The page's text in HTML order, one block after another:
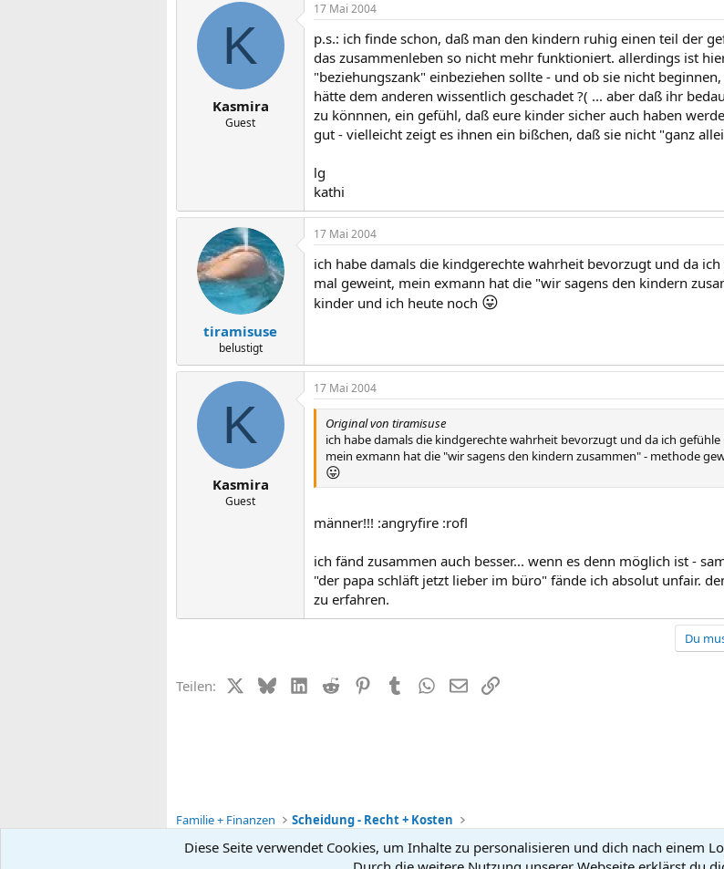
K
Kasmira
Guest
17 Mai 2004
p.s.: ich finde schon, daß man den kindern ruhig einen teil der
das zusammenleben so nicht mehr funktioniert. allerdings ist
"beziehungszank" einbeziehen sollte - und ob sie nicht
hätte dem anderen wissentlich geschadet ?( ... aber daß ihr
zu könnnen, ein gefühl, daß eure kinder sicher auch haben
gut - vielleicht zeigt es ihnen ein bißchen, daß sie nicht "ganz
lg
kathi
tiramisuse
belustigt
17 Mai 2004
ich habe damals die kindgerechte wahrheit bevorzugt und da
mal geweint, mein exmann hat die "wir sagens den kindern
kinder und ich heute noch 😛
K
Kasmira
Guest
17 Mai 2004
Original von tiramisuse
ich habe damals die kindgerechte wahrheit bevorzugt und da ich
mein exmann hat die "wir sagens den kindern zusammen" - methode
😛
männer!!! :angryfire :rofl
ich fänd zusammen auch besser... wenn es denn möglich ist -
"der papa schläft jetzt lieber im büro" fände ich absolut unfair.
zu erfahren.
Du
Teilen: X (Twitter)
BlueskyLinkedIn
Reddit PinterestTumblrWhatsApp
E-MailLink
Familie + Finanzen Scheidung - Recht + Kosten
Diese Seite verwendet Cookies, um Inhalte zu personalisieren und dich nach einem